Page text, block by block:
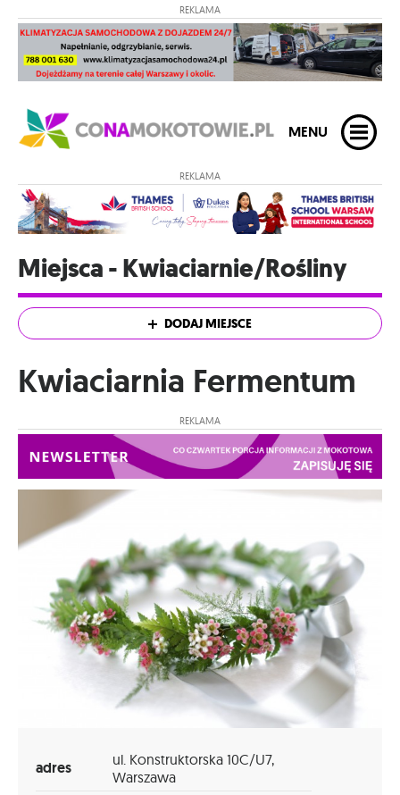
REKLAMA
MENU
REKLAMA
Miejsca - Kwiaciarnie/Rośliny
DODAJ MIEJSCE
Kwiaciarnia Fermentum
REKLAMA
adres
ul. Konstruktorska 10C/U7,
Warszawa